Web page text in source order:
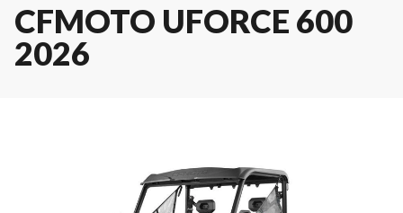
CFMOTO UFORCE 600
2026